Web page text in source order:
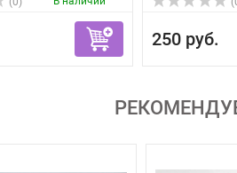
250 руб.